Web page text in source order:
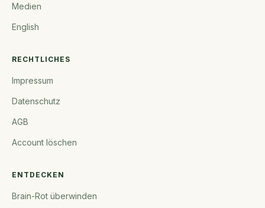
Medien
English
RECHTLICHES
Impressum
Datenschutz
AGB
Account löschen
ENTDECKEN
Brain-Rot überwinden